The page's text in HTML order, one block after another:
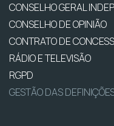
CONSELHO GERAL
CONSELHO DE OPINIÃO
CONTRATO DE
RÁDIO E TELEVISÃO
RGPD
GESTÃO DAS